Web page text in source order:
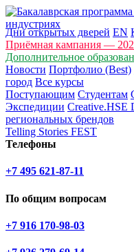
Дни открытых дверей EN
Приёмная кампания —
Дополнительное
Новости Портфолио (Best)
город Все курсы
Поступающим Студентам
Экспедиции Creative.HSE
региональных брендов
Telling Stories FEST
Телефоны
+7 495 621-87-11
По общим вопросам
+7 916 170-98-03